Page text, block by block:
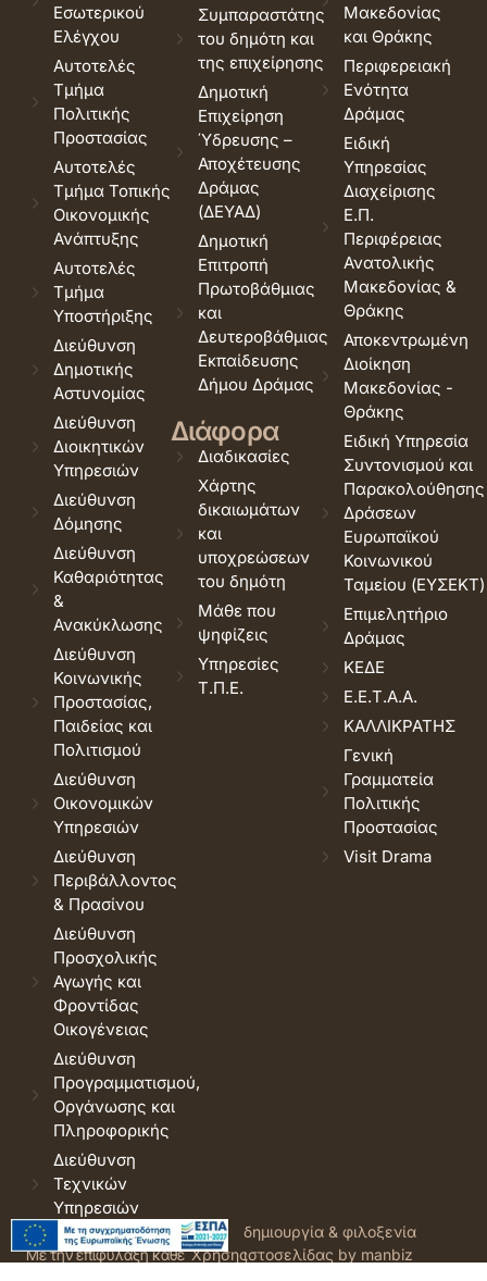
Εσωτερικού
Ελέγχου
Αυτοτελές
Τμήμα
Πολιτικής
Προστασίας
Αυτοτελές
Τμήμα Τοπικής
Οικονομικής
Ανάπτυξης
Αυτοτελές
Τμήμα
Υποστήριξης
Διεύθυνση
Δημοτικής
Αστυνομίας
Διεύθυνση
Διοικητικών
Υπηρεσιών
Διεύθυνση
Δόμησης
Διεύθυνση
Καθαριότητας
&
Ανακύκλωσης
Διεύθυνση
Κοινωνικής
Προστασίας,
Παιδείας και
Πολιτισμού
Διεύθυνση
Οικονομικών
Υπηρεσιών
Διεύθυνση
Περιβάλλοντος
& Πρασίνου
Διεύθυνση
Προσχολικής
Αγωγής και
Φροντίδας
Οικογένειας
Διεύθυνση
Προγραμματισμού,
Οργάνωσης και
Πληροφορικής
Διεύθυνση
Τεχνικών
Υπηρεσιών
Συμπαραστάτης
του δημότη και
της επιχείρησης
Δημοτική
Επιχείρηση
Ύδρευσης –
Αποχέτευσης
Δράμας
(ΔΕΥΑΔ)
Δημοτική
Επιτροπή
Πρωτοβάθμιας
και
Δευτεροβάθμιας
Εκπαίδευσης
Δήμου Δράμας
Διάφορα
Διαδικασίες
Χάρτης
δικαιωμάτων
και
υποχρεώσεων
του δημότη
Μάθε που
ψηφίζεις
Υπηρεσίες
Τ.Π.Ε.
Μακεδονίας
και Θράκης
Περιφερειακή
Ενότητα
Δράμας
Ειδική
Υπηρεσίας
Διαχείρισης
Ε.Π.
Περιφέρειας
Ανατολικής
Μακεδονίας &
Θράκης
Αποκεντρωμένη
Διοίκηση
Μακεδονίας -
Θράκης
Ειδική Υπηρεσία
Συντονισμού και
Παρακολούθησης
Δράσεων
Ευρωπαϊκού
Κοινωνικού
Ταμείου (ΕΥΣΕΚΤ)
Επιμελητήριο
Δράμας
ΚΕΔΕ
Ε.Ε.Τ.Α.Α.
ΚΑΛΛΙΚΡΑΤΗΣ
Γενική
Γραμματεία
Πολιτικής
Προστασίας
Visit Drama
© 2026 Δήμος Δράμας.
Με την επιφύλαξη κάθε
Όροι
Χρήσης
δημιουργία & φιλοξενία
ιστοσελίδας by manbiz